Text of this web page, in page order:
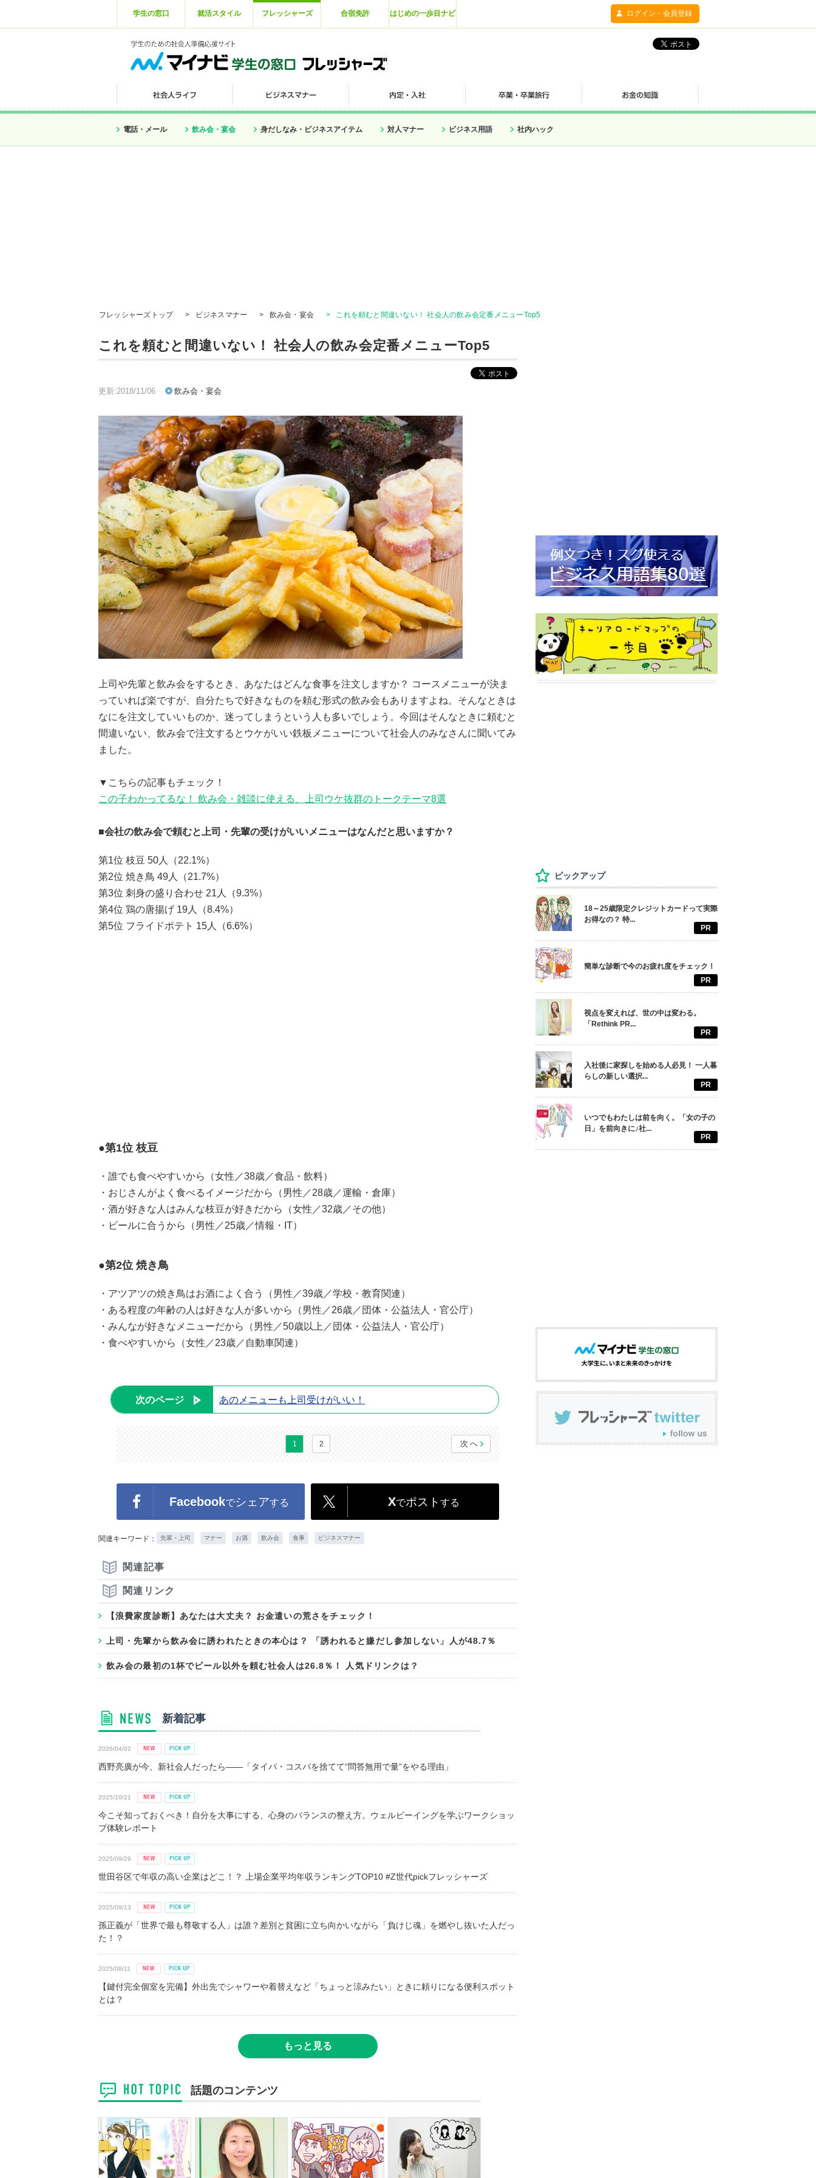
学生の窓口 就活スタイル フレッシャーズ 合宿免許 はじめの一歩目ナビ ログイン・会員登録
電話・メール 飲み会・宴会 身だしなみ・ビジネスアイテム 対人マナー ビジネス用語 社内ハック
フレッシャーズトップ > ビジネスマナー > 飲み会・宴会 > これを頼むと間違いない！ 社会人の飲み会定番メニューTop5
これを頼むと間違いない！ 社会人の飲み会定番メニューTop5
更新:2018/11/06 飲み会・宴会
上司や先輩と飲み会をするとき、あなたはどんな食事を注文しますか？ コースメニューが決ま
っていれば楽ですが、自分たちで好きなものを頼む形式の飲み会もありますよね。そんなときは
なにを注文していいものか、迷ってしまうという人も多いでしょう。今回はそんなときに頼むと
間違いない、飲み会で注文するとウケがいい鉄板メニューについて社会人のみなさんに聞いてみ
ました。
▼こちらの記事もチェック！
この子わかってるな！ 飲み会・雑談に使える、上司ウケ抜群のトークテーマ8選
■会社の飲み会で頼むと上司・先輩の受けがいいメニューはなんだと思いますか？
第1位 枝豆 50人（22.1%）
第2位 焼き鳥 49人（21.7%）
第3位 刺身の盛り合わせ 21人（9.3%）
第4位 鶏の唐揚げ 19人（8.4%）
第5位 フライドポテト 15人（6.6%）
●第1位 枝豆
・誰でも食べやすいから（女性／38歳／食品・飲料）
・おじさんがよく食べるイメージだから（男性／28歳／運輸・倉庫）
・酒が好きな人はみんな枝豆が好きだから（女性／32歳／その他）
・ビールに合うから（男性／25歳／情報・IT）
●第2位 焼き鳥
・アツアツの焼き鳥はお酒によく合う（男性／39歳／学校・教育関連）
・ある程度の年齢の人は好きな人が多いから（男性／26歳／団体・公益法人・官公庁）
・みんなが好きなメニューだから（男性／50歳以上／団体・公益法人・官公庁）
・食べやすいから（女性／23歳／自動車関連）
次のページ あのメニューも上司受けがいい！
1 2 次へ
Facebookでシェアする Xでポスト する
関連キーワード： 先輩・上司 マナー お酒 飲み会 食事 ビジネスマナー
関連記事
関連リンク
【浪費家度診断】あなたは大丈夫？ お金遣いの荒さをチェック！
上司・先輩から飲み会に誘われたときの本心は？ 「誘われると嫌だし参加しない」人が48.7％
飲み会の最初の1杯でビール以外を頼む社会人は26.8％！ 人気ドリンクは？
新着記事
2026/04/02
西野亮廣が今、新社会人だったら――「タイパ・コスパを捨てて“問答無用で量”をやる理由」
2025/10/21
今こそ知っておくべき！自分を大事にする、心身のバランスの整え方。ウェルビーイングを学ぶワークショッ
プ体験レポート
2025/09/29
世田谷区で年収の高い企業はどこ！？ 上場企業平均年収ランキングTOP10 #Z世代pickフレッシャーズ
2025/09/13
孫正義が「世界で最も尊敬する人」は誰？差別と貧困に立ち向かいながら「負けじ魂」を燃やし抜いた人だっ
た！？
2025/08/11
【鍵付完全個室を完備】外出先でシャワーや着替えなど「ちょっと涼みたい」ときに頼りになる便利スポット
とは？
もっと見る
話題のコンテンツ
ピックアップ
18～25歳限定クレジットカードって実際
お得なの？ 特...
PR
簡単な診断で今のお疲れ度をチェック！
PR
視点を変えれば、世の中は変わる。
「Rethink PR...
PR
入社後に家探しを始める人必見！ 一人暮
らしの新しい選択...
PR
いつでもわたしは前を向く。「女の子の
日」を前向きに♪社...
PR